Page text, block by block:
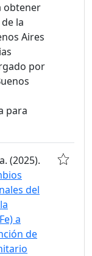
obtener
la
Aires
por
para
(2025).
del
a
de